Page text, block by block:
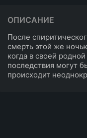
ОПИСАНИЕ
После
смерть этой же
когда в своей
последствия могут
происходит